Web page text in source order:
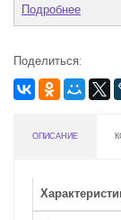
Подробнее
Поделиться:
ОПИСАНИЕ